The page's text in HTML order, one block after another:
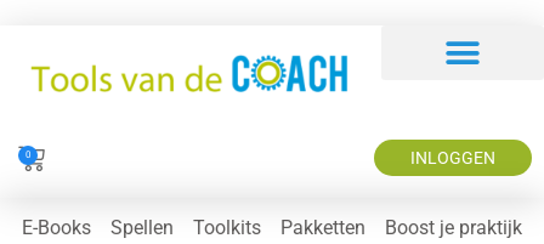
0 INLOGGEN
E-Books Spellen Toolkits Pakketten
Boost je praktijk